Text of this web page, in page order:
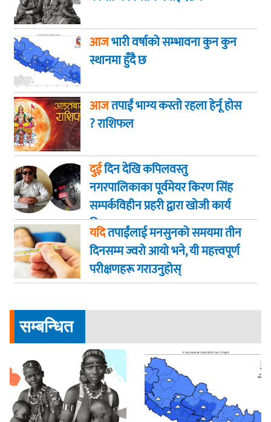
आजभारी वर्षाको सम्भावना कुन कुन
स्थानमा हुँदै छ
आजतपाईं भाग्य कस्ताे रहला हेर्नू हाेस
? राशिफल
दुईदिन देखि कपिलवस्तु
नगरपालिकाका पूर्वमेयर किरण सिंह
सम्पर्कविहीन प्रहरी द्वारा खाेजी कार्य
तिब्रता
यदितपाईंलाई मनसुनको समयमा तीन
दिनसम्म ज्वरो आयो भने, यी महत्त्वपूर्ण
परीक्षणहरू गराउनुहोस्
सम्बन्धित